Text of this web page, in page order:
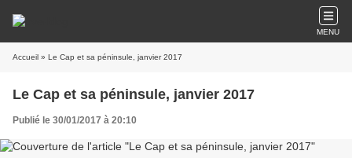
MENU
Accueil » Le Cap et sa péninsule, janvier 2017
Le Cap et sa péninsule, janvier 2017
Publié le 30/01/2017 à 20:10